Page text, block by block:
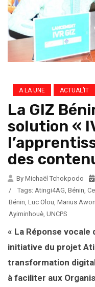
A LA UNE ACTUAL’IT
La GIZ
solution «
des
By Michaël Tchokpodo
/
Tags: Atingi4AG Bénin
Bénin Luc Olou Marius
Ayiminhouè UNCPS
« La Réponse vocale
initiative du projet
transformation
à faciliter aux